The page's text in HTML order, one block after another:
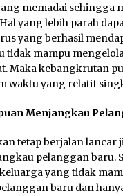
memadai sehingga
yang lebih parah
yang berhasil
tidak mampu
Maka kebangkrutan
waktu yang relatif
Menjangkau
tetap berjalan lancar
pelanggan baru.
yang tidak
baru dan